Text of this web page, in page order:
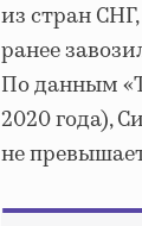
из стран
ранее
По данным
2020 года),
не